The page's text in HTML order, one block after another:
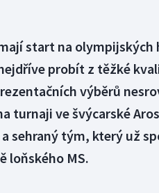
start na olympijských
probít z těžké
výběrů
turnaji ve švýcarské
sehraný tým, který už
loňského MS.